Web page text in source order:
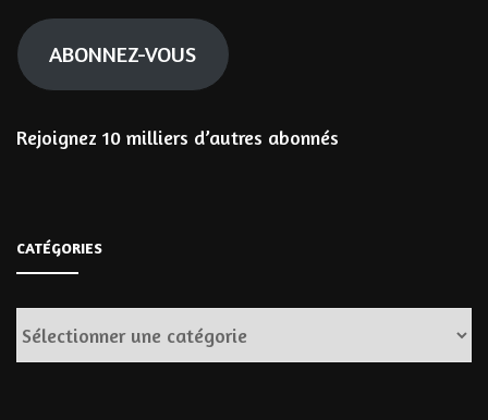
mail
ABONNEZ-VOUS
Rejoignez 10 milliers d’autres abonnés
CATÉGORIES
Catégories